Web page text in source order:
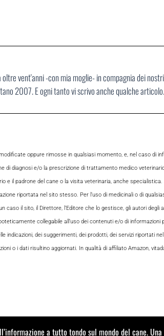
vent'anni -con mia moglie- in compagnia dei
2007. E ogni tanto vi scrivo anche qualche articolo.
oppure rimosse in qualsiasi momento, e, nel caso di
diagnosi e/o la prescrizione di trattamento medico
il padrone del cane o la visita veterinaria, anche
riportata nel sito stesso. Per l’uso di medicinali o di
il sito, il Direttore, l’Editore che lo gestisce, gli autori degli
collegabile all’uso dei contenuti e/o di
dei suggerimenti, dei prodotti, dei servizi riportati
o i dati risultino aggiornati. In qualità di affiliato Amazon,
a tutto tondo sul mondo del cane. Una